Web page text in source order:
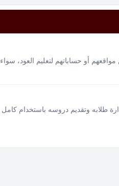
أو حساباتهم لتعليم العود، سواء
طلابه وتقديم دروسه باستخدام كامل